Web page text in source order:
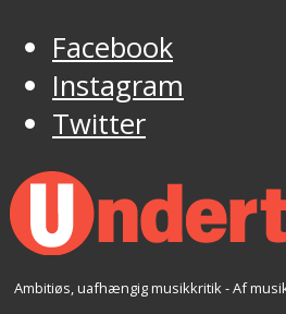
Facebook
Instagram
Twitter
Ambitiøs, uafhængig musikkritik - Af